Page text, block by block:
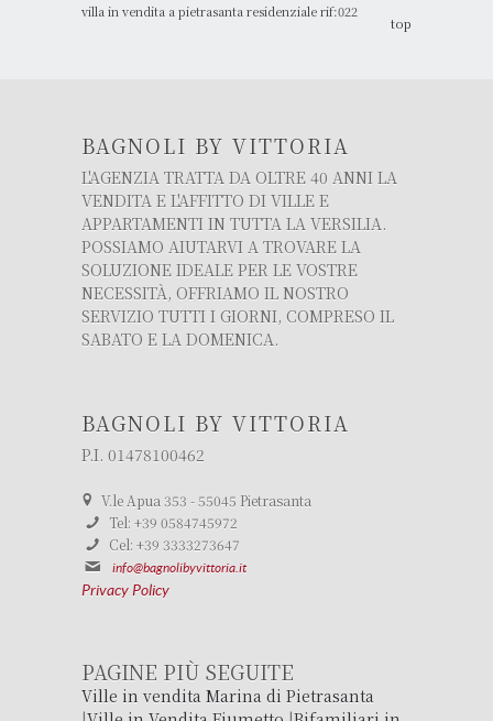
villa in vendita a pietrasanta residenziale rif:022
top
BAGNOLI BY VITTORIA
L'AGENZIA TRATTA DA OLTRE 40 ANNI LA
VENDITA E L'AFFITTO DI VILLE E
APPARTAMENTI IN TUTTA LA VERSILIA.
POSSIAMO AIUTARVI A TROVARE LA
SOLUZIONE IDEALE PER LE VOSTRE
NECESSITÀ, OFFRIAMO IL NOSTRO
SERVIZIO TUTTI I GIORNI, COMPRESO IL
SABATO E LA DOMENICA.
BAGNOLI BY VITTORIA
P.I. 01478100462
V.le Apua 353 - 55045 Pietrasanta
Tel: +39 0584745972
Cel: +39 3333273647
info@bagnolibyvittoria.it
Privacy Policy
PAGINE PIÙ SEGUITE
Ville in vendita Marina di Pietrasanta